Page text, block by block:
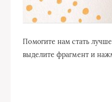
Помогите нам стать
выделите фрагмент и